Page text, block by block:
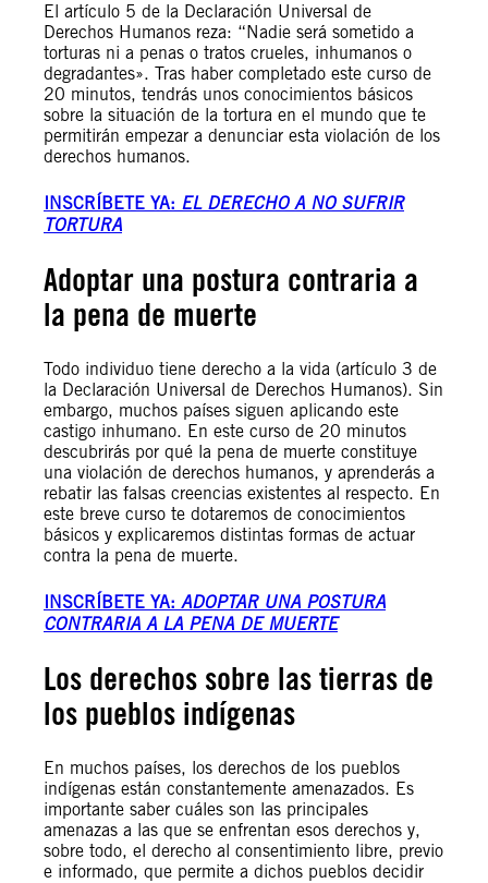
El artículo 5 de la Declaración Universal de
Derechos Humanos reza: “Nadie será sometido a
torturas ni a penas o tratos crueles, inhumanos o
degradantes». Tras haber completado este curso de
20 minutos, tendrás unos conocimientos básicos
sobre la situación de la tortura en el mundo que te
permitirán empezar a denunciar esta violación de los
derechos humanos.
INSCRÍBETE YA: EL DERECHO A NO SUFRIR
TORTURA
Adoptar una postura contraria a
la pena de muerte
Todo individuo tiene derecho a la vida (artículo 3 de
la Declaración Universal de Derechos Humanos). Sin
embargo, muchos países siguen aplicando este
castigo inhumano. En este curso de 20 minutos
descubrirás por qué la pena de muerte constituye
una violación de derechos humanos, y aprenderás a
rebatir las falsas creencias existentes al respecto. En
este breve curso te dotaremos de conocimientos
básicos y explicaremos distintas formas de actuar
contra la pena de muerte.
INSCRÍBETE YA: ADOPTAR UNA POSTURA
CONTRARIA A LA PENA DE MUERTE
Los derechos sobre las tierras de
los pueblos indígenas
En muchos países, los derechos de los pueblos
indígenas están constantemente amenazados. Es
importante saber cuáles son las principales
amenazas a las que se enfrentan esos derechos y,
sobre todo, el derecho al consentimiento libre, previo
e informado, que permite a dichos pueblos decidir